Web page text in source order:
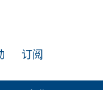
订阅